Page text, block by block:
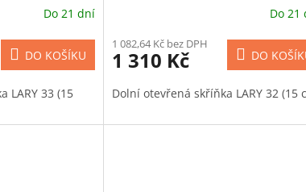
Do 21 dní
DO KOŠÍKU
LARY 33 (15
Do 21
1 082,64 Kč bez DPH
1 310 Kč DO
Dolní otevřená skříňka LARY 32 (15